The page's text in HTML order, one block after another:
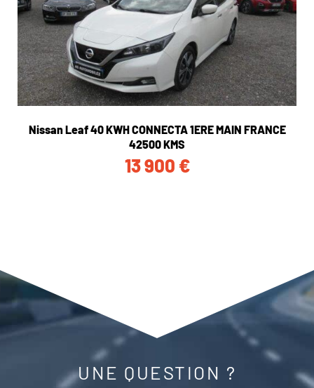
Nissan Leaf 40 KWH CONNECTA 1ERE MAIN FRANCE
42500 KMS
13 900 €
UNE QUESTION ?